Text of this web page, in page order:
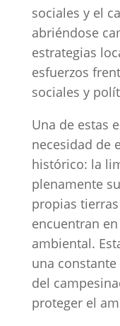
sociales y el
abriéndose
estrategias
esfuerzos
sociales y
Una de estas
necesidad de
histórico: la
plenamente
propias
encuentran
ambiental.
una
del
proteger el